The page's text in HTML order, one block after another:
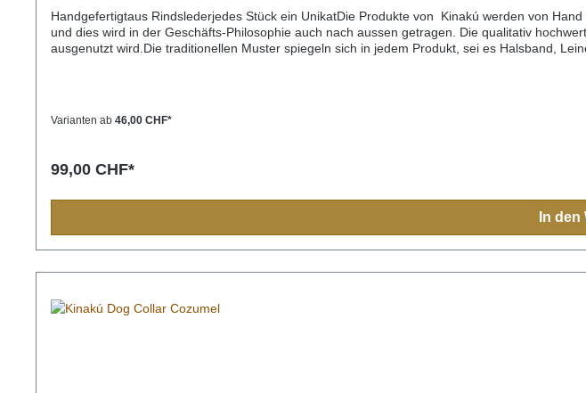
Handgefertigtaus Rindslederjedes Stück ein UnikatDie Produkte von Kinakú werden von
und dies wird in der Geschäfts-Philosophie auch nach aussen getragen. Die qualitativ
ausgenutzt wird.Die traditionellen Muster spiegeln sich in jedem Produkt, sei es Halsband,
Varianten ab 46,00 CHF*
99,00 CHF*
In